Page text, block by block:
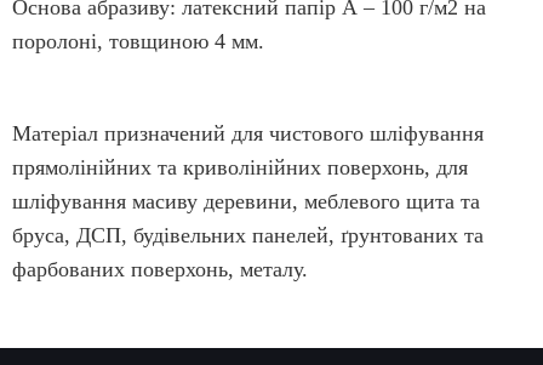
Основа абразиву: латексний папір А – 100 г/м2 на
поролоні, товщиною 4 мм.
Матеріал призначений для чистового шліфування
прямолінійних та криволінійних поверхонь, для
шліфування масиву деревини, меблевого щита та
бруса, ДСП, будівельних панелей, ґрунтованих та
фарбованих поверхонь, металу.